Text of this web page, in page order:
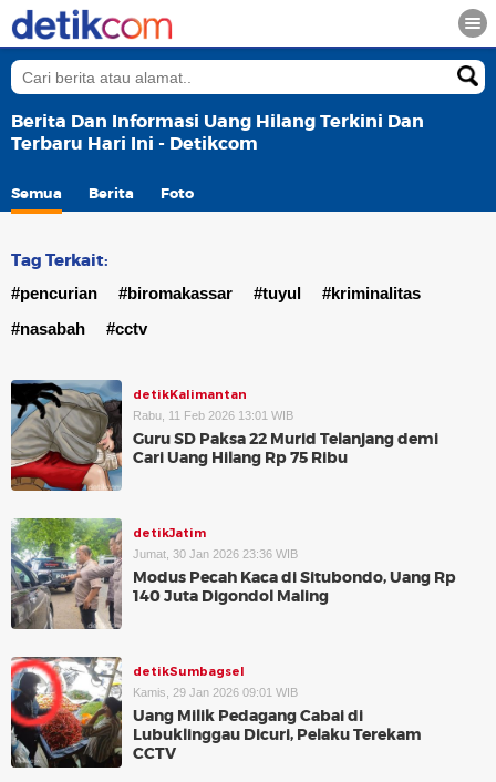
Berita Dan Informasi Uang Hilang Terkini Dan
Terbaru Hari Ini - Detikcom
Semua Berita Foto
Tag Terkait:
#pencurian #biromakassar #tuyul
#kriminalitas
#nasabah
#cctv
detikKalimantan
Rabu, 11 Feb 2026 13:01 WIB
Guru SD Paksa 22 Murid Telanjang demi
Cari Uang Hilang Rp 75 Ribu
detikJatim
Jumat, 30 Jan 2026 23:36 WIB
Modus Pecah Kaca di Situbondo, Uang Rp
140 Juta Digondol Maling
detikSumbagsel
Kamis, 29 Jan 2026 09:01 WIB
Uang Milik Pedagang Cabai di
Lubuklinggau Dicuri, Pelaku Terekam
CCTV